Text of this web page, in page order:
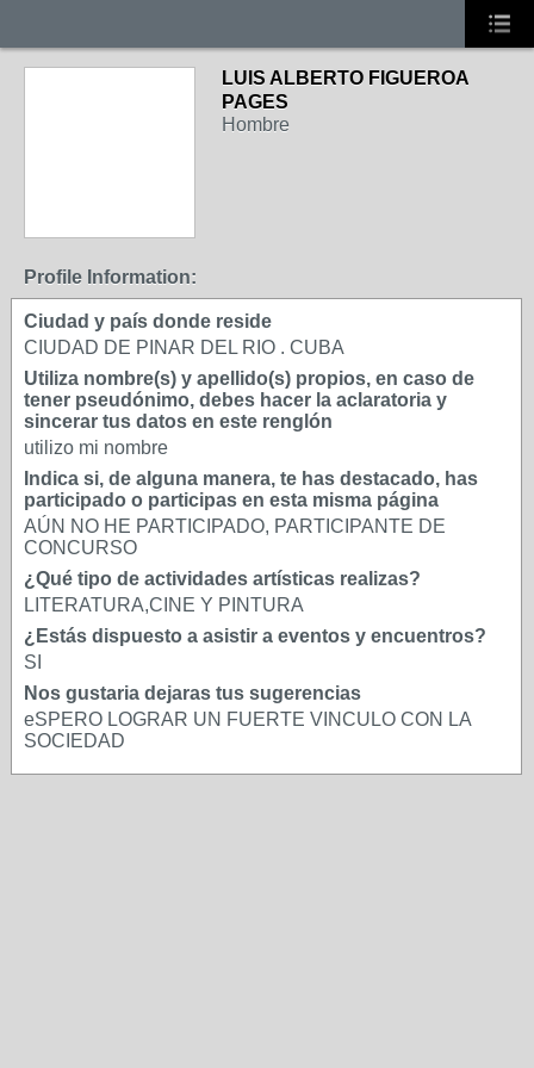
LUIS ALBERTO FIGUEROA
PAGES
Hombre
Profile Information:
Ciudad y país donde reside
CIUDAD DE PINAR DEL RIO . CUBA
Utiliza nombre(s) y apellido(s) propios, en caso de
tener pseudónimo, debes hacer la aclaratoria y
sincerar tus datos en este renglón
utilizo mi nombre
Indica si, de alguna manera, te has destacado, has
participado o participas en esta misma página
AÚN NO HE PARTICIPADO, PARTICIPANTE DE
CONCURSO
¿Qué tipo de actividades artísticas realizas?
LITERATURA,CINE Y PINTURA
¿Estás dispuesto a asistir a eventos y encuentros?
SI
Nos gustaria dejaras tus sugerencias
eSPERO LOGRAR UN FUERTE VINCULO CON LA
SOCIEDAD